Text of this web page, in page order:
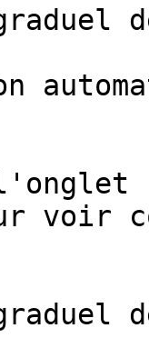
voir